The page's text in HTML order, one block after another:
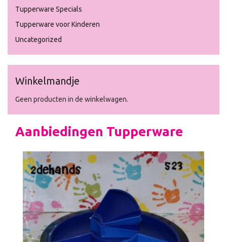
Tupperware Specials
Tupperware voor Kinderen
Uncategorized
Winkelmandje
Geen producten in de winkelwagen.
Aanbiedingen Tupperware